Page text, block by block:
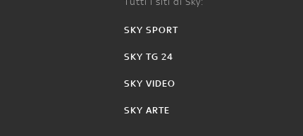
SKY SPORT
SKY TG 24
SKY VIDEO
SKY ARTE